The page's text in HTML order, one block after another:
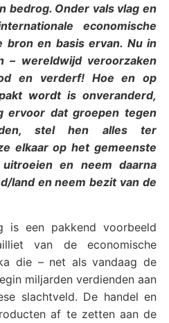
bedrog. Onder vals vlag en
economische
bron en basis ervan. Nu in
– wereldwijd veroorzaken
en verderf! Hoe en op
wordt is onveranderd,
ervoor dat groepen tegen
stel hen alles ter
elkaar op het gemeenste
en neem daarna
land en neem bezit van de
is een pakkend voorbeeld
van de economische
die – net als vandaag de
miljarden verdienden aan
slachtveld. De handel en
af te zetten aan de